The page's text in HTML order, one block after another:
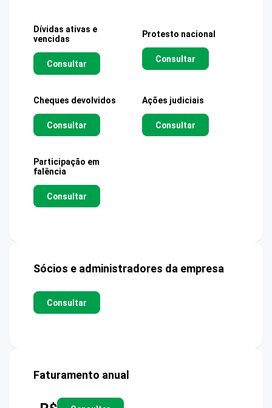
Dívidas ativas e
vencidas
Consultar
Protesto nacional
Consultar
Cheques devolvidos
Consultar
Ações judiciais
Consultar
Participação em
falência
Consultar
Sócios e administradores da empresa
Consultar
Faturamento anual